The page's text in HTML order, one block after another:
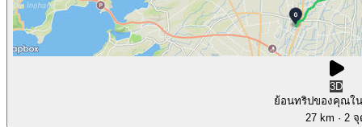
3D
ย้อนทริปของคุณใ
27 km · 2